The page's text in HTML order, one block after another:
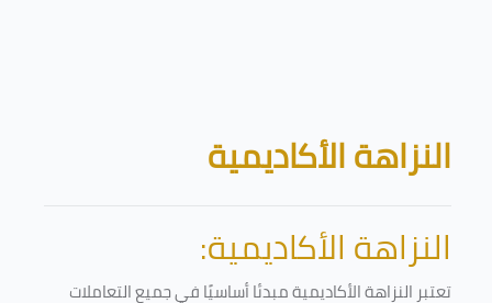
الكتل
النزاهة الأكاديمية
النزاهة الأكاديمية:
تعتبر النزاهة الأكاديمية مبدئا أساسيًا في جميع التعاملات